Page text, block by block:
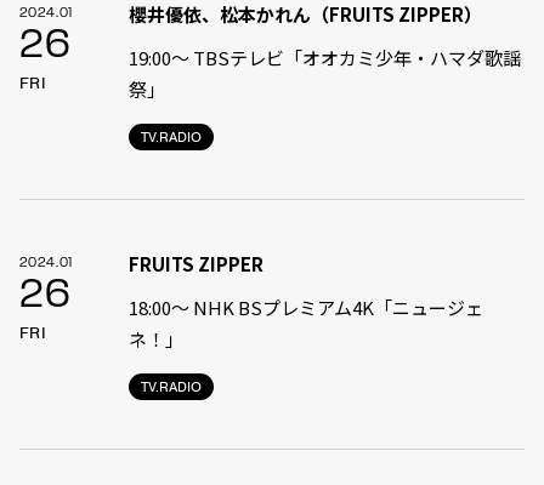
2024.01
26
FRI
TV.RADIO
櫻井優依、松本かれん（FRUITS ZIPPER）
19:00〜 TBSテレビ「オオカミ少年・ハマダ歌謡
祭」
2024.01
26
FRI
TV.RADIO
FRUITS ZIPPER
18:00〜 NHK BSプレミアム4K「ニュージェ
ネ！」